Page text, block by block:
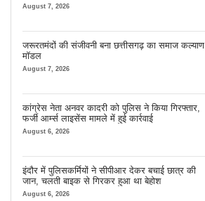
August 7, 2026
जरूरतमंदों की संजीवनी बना छत्तीसगढ़ का समाज कल्याण
मॉडल
August 7, 2026
कांग्रेस नेता अनवर कादरी को पुलिस ने किया गिरफ्तार,
फर्जी आर्म्स लाइसेंस मामले में हुई कार्रवाई
August 6, 2026
इंदौर में पुलिसकर्मियों ने सीपीआर देकर बचाई छात्र की
जान, चलती बाइक से गिरकर हुआ था बेहोश
August 6, 2026